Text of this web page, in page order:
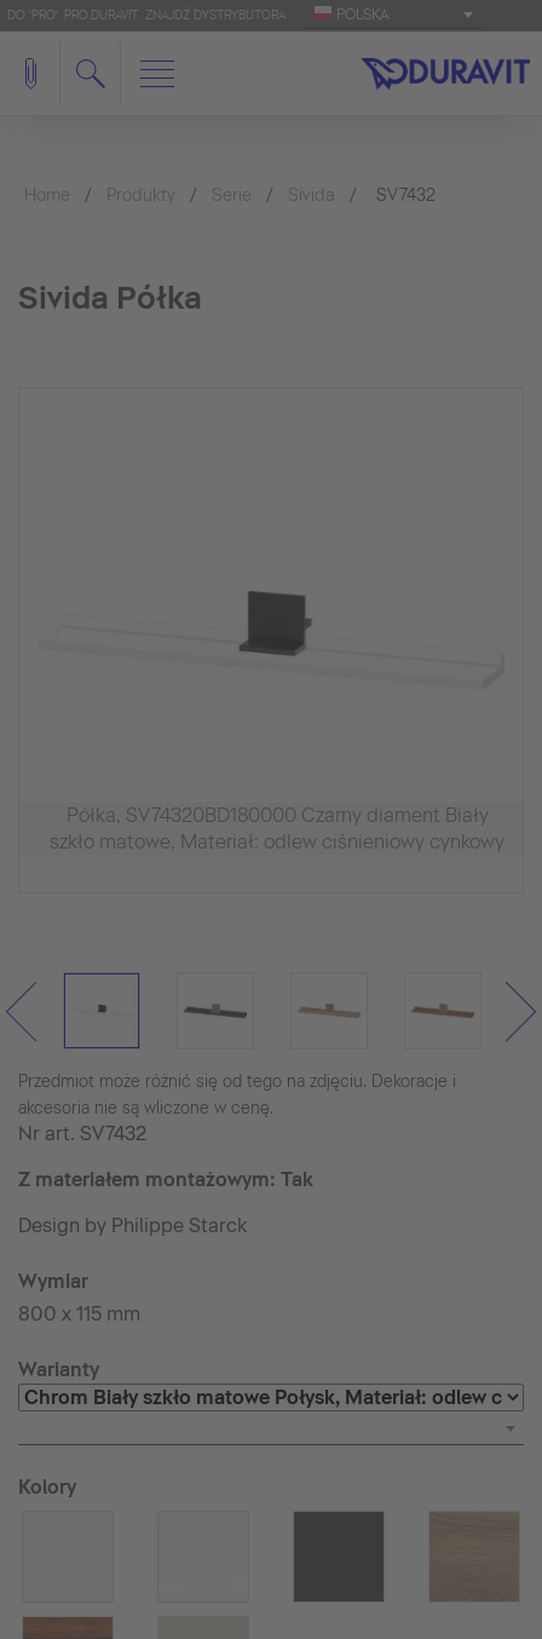
DO 'PRO': PRO.DURAVIT ZNAJDŹ DYSTRYBUTORA POLSKA
Home Produkty Serie Sivida SV7432
Sivida Półka
Półka, SV74320BD180000 Czarny diament Biały
szkło matowe, Materiał: odlew ciśnieniowy cynkowy
Przedmiot może różnić się od tego na zdjęciu. Dekoracje i
akcesoria nie są wliczone w cenę.
Nr art. SV7432
Z materiałem montażowym: Tak
Design by Philippe Starck
Wymiar
800 x 115 mm
Warianty
Kolory